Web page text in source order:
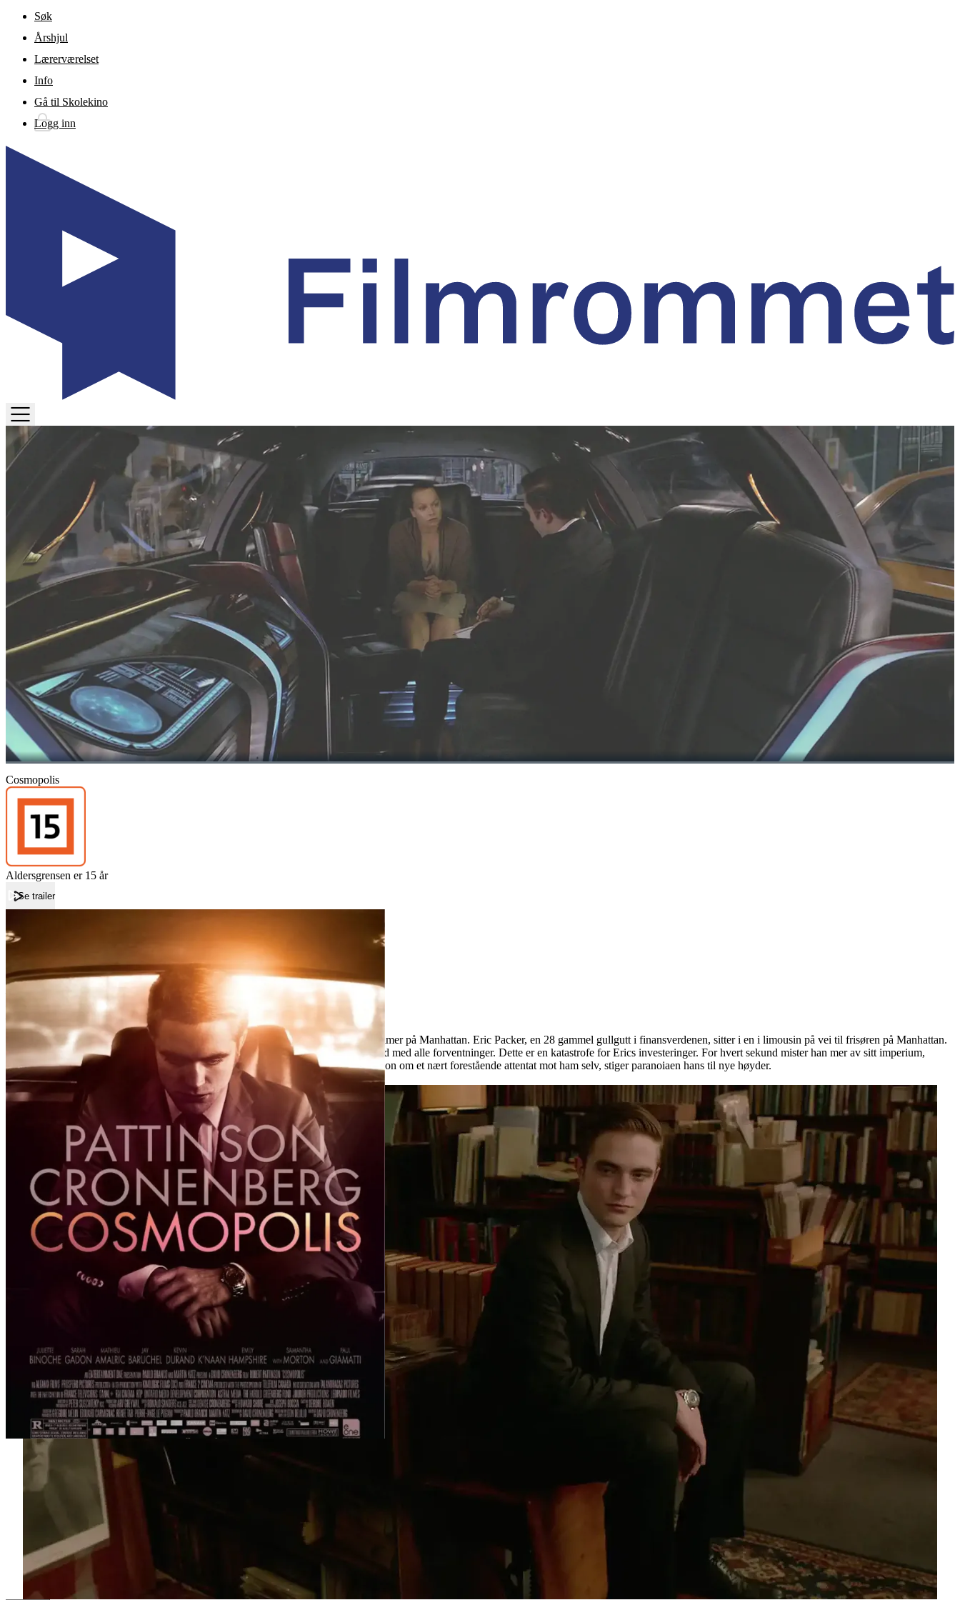
Gå til hovedinnhold
Søk
Årshjul
Lærerværelset
Info
Gå til Skolekino
Logg inn
TOGGLE
MENU
Cosmopolis
Aldersgrensen er 15 år
Se trailer
Forfatter:
Lisens:
Filmatisering av Don DeLillos kjente roman, som følger en ung multimilliardær 24 timer på Manhattan. Eric Packer, en 28 gammel gullgutt i finansverdenen, sitter i en i limousin på vei til frisøren på Manhattan.
Han holder hele tiden et øye på valutakursen for japanske yen, som stiger, stikk i strid med alle forventninger. Dette er en katastrofe for Erics investeringer. For hvert sekund mister han mer av sitt imperium,
samtidig som det bryter ut vill aktivitet i metropolens gater. Etter at Eric får informasjon om et nært forestående attentat mot ham selv, stiger paranoiaen hans til nye høyder.
Publisert 01.12.2024